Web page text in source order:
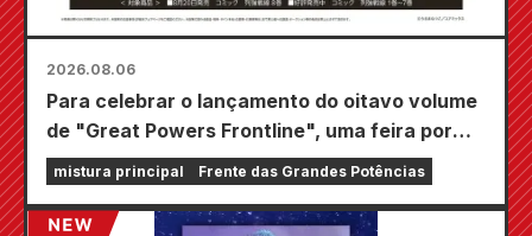
2026.08.06
Para celebrar o lançamento do oitavo volume
de "Great Powers Frontline", uma feira por
tempo limitado será realizada nas lojas
Animate em todo o país a partir de 20 de
agosto, onde você poderá adquirir um mini
mistura principal Frente das Grandes Potências